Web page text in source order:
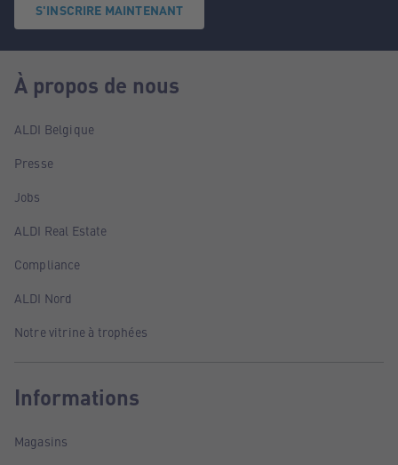
S'INSCRIRE MAINTENANT
À propos de nous
ALDI Belgique
Presse
Jobs
ALDI Real Estate
Compliance
ALDI Nord
Notre vitrine à trophées
Informations
Magasins